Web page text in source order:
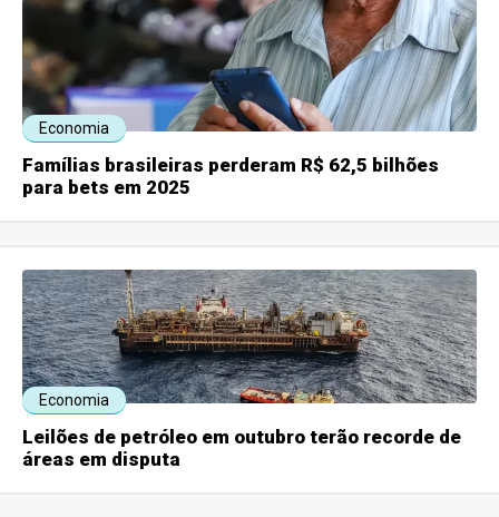
Economia
Famílias brasileiras perderam R$ 62,5 bilhões
para bets em 2025
Economia
Leilões de petróleo em outubro terão recorde de
áreas em disputa